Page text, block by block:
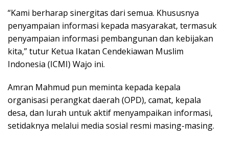
“Kami berharap sinergitas dari semua. Khususnya
penyampaian informasi kepada masyarakat, termasuk
penyampaian informasi pembangunan dan kebijakan
kita,” tutur Ketua Ikatan Cendekiawan Muslim
Indonesia (ICMI) Wajo ini.
Amran Mahmud pun meminta kepada kepala
organisasi perangkat daerah (OPD), camat, kepala
desa, dan lurah untuk aktif menyampaikan informasi,
setidaknya melalui media sosial resmi masing-masing.